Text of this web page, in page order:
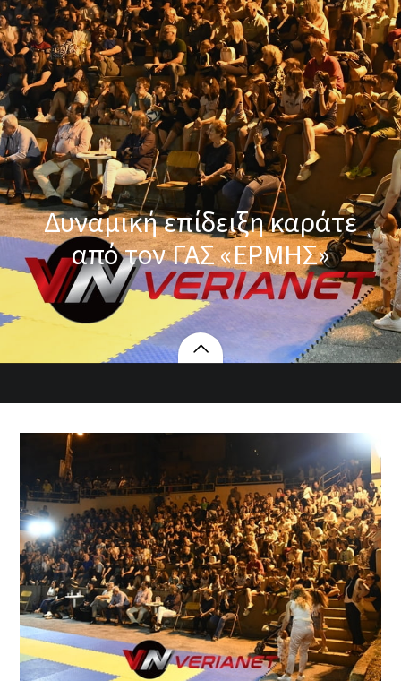
Δυναμική επίδειξη καράτε
από τον ΓΑΣ «ΕΡΜΗΣ»